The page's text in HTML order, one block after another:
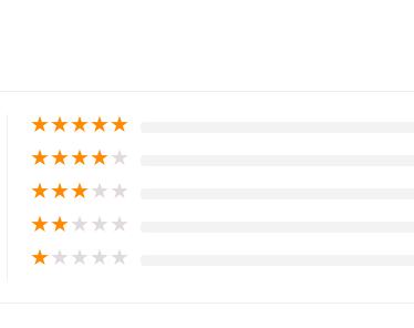
★★★★★
★★★★★
★★★★★
★★★★★
★★★★★